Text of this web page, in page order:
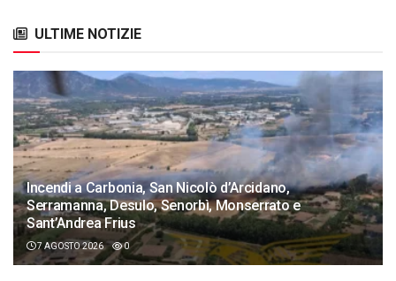
ULTIME NOTIZIE
Incendi a Carbonia, San Nicolò d’Arcidano,
Serramanna, Desulo, Senorbì, Monserrato e
Sant’Andrea Frius
7 AGOSTO 2026 0